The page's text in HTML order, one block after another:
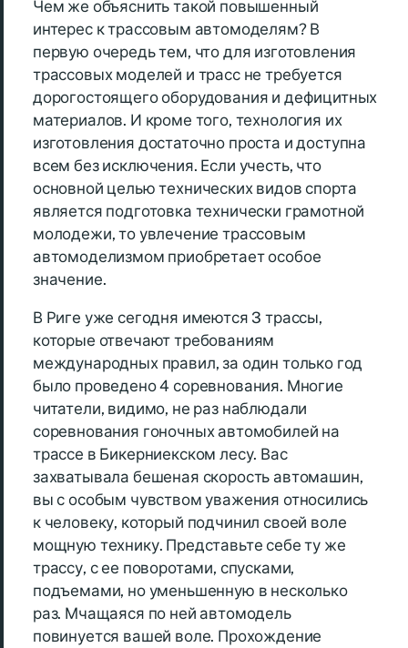
Чем же объяснить такой повышенный
интерес к трассовым автомоделям? В
первую очередь тем, что для изготовления
трассовых моделей и трасс не требуется
дорогостоящего оборудования и дефицитных
материалов. И кроме того, технология их
изготовления достаточно проста и доступна
всем без исключения. Если учесть, что
основной целью технических видов спорта
является подготовка технически грамотной
молодежи, то увлечение трассовым
автомоделизмом приобретает особое
значение.
В Риге уже сегодня имеются 3 трассы,
которые отвечают требованиям
международных правил, за один только год
было проведено 4 соревнования. Многие
читатели, видимо, не раз наблюдали
соревнования гоночных автомобилей на
трассе в Бикерниекском лесу. Вас
захватывала бешеная скорость автомашин,
вы с особым чувством уважения относились
к человеку, который подчинил своей воле
мощную технику. Представьте себе ту же
трассу, с ее поворотами, спусками,
подъемами, но уменьшенную в несколько
раз. Мчащаяся по ней автомодель
повинуется вашей воле. Прохождение